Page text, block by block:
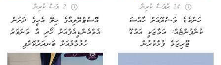
24 ދުވަސް ކުރިން
ހަންކެޑެ މަޝްރޫއަށް ހާއްސަ
ކުންފުންޏެއް: އަމާޒަކީ އައްޑޫ
ޓޫރިޒަމް ފުޅާކުރުން
2 މަސް ކުރިން
އޮސްޓްރޭލިއާގެ ހިލޭ އެހީގެ ދަށުން
އެމްއެންޑީއެފްއަށް ހޯދި އާ މަނަވަރު
ހުޅުމާލެއަށް ބަނދަރުކޮށްފި